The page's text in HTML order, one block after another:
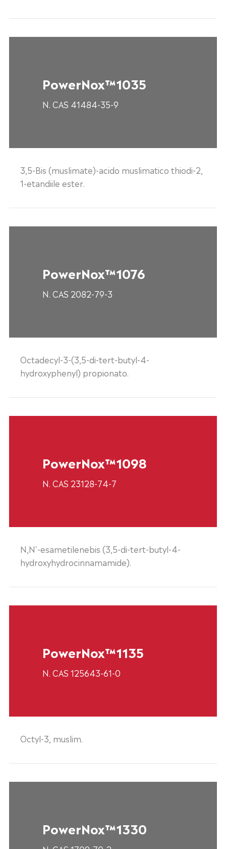
PowerNox™1035
N. CAS 41484-35-9
3,5-Bis (muslimate)-acido muslimatico thiodi-2,
1-etandiile ester.
PowerNox™1076
N. CAS 2082-79-3
Octadecyl-3-(3,5-di-tert-butyl-4-
hydroxyphenyl) propionato.
PowerNox™1098
N. CAS 23128-74-7
N,N'-esametilenebis (3,5-di-tert-butyl-4-
hydroxyhydrocinnamamide).
PowerNox™1135
N. CAS 125643-61-0
Octyl-3, muslim.
PowerNox™1330